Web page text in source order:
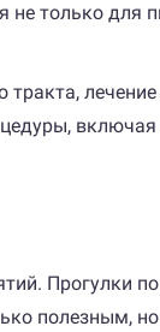
только для
Прогулки
полезным,